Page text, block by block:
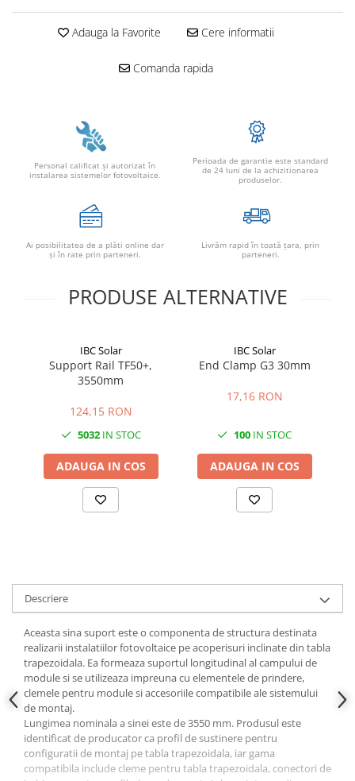
Accesorii
Conectica IEC
Convertor DC-DC
Dongle
Monitorizare
Power analyzer
Smart Meter
Accesorii cabluri
Alte accesorii
LEA accesorii
Papuci si mufe
Cablu solar
Cabluri coaxiale TV
Cabluri curenti slabi
Cabluri energie joasa tensiune -
aluminiu
Cabluri aluminiu coaxial
bransament
Cabluri aluminiu nearmat
Cabluri aluminiu tip Enel
Cabluri aluminiu torsadat/aerian
Cabluri energie joasa tensiune -
cupru
Adauga la Favorite Cere informatii
Comanda rapida
Personal calificat şi autorizat în
instalarea sistemelor fotovoltaice.
Perioada de garantie este standard
de 24 luni de la achizitionarea
produselor.
Ai posibilitatea de a plăti online dar
şi în rate prin parteneri.
Livrăm rapid în toată țara, prin
parteneri.
PRODUSE ALTERNATIVE
IBC Solar
Support Rail TF50+,
3550mm
124,15 RON
5032IN STOC
ADAUGA IN COS
IBC Solar
End Clamp G3 30mm
17,16 RON
100 IN STOC
ADAUGA IN COS
Descriere
Aceasta sina suport este o componenta de structura destinata
realizarii instalatiilor fotovoltaice pe acoperisuri inclinate din tabla
trapezoidala. Ea formeaza suportul longitudinal al campului de
module si se utilizeaza impreuna cu elementele de prindere,
clemele pentru module si accesoriile compatibile ale sistemului
de montaj.
Lungimea nominala a sinei este de 3550 mm. Produsul este
identificat de producator ca profil de sustinere pentru
configuratii de montaj pe tabla trapezoidala, iar gama
compatibila include cleme pentru tabla trapezoidala, conectori de